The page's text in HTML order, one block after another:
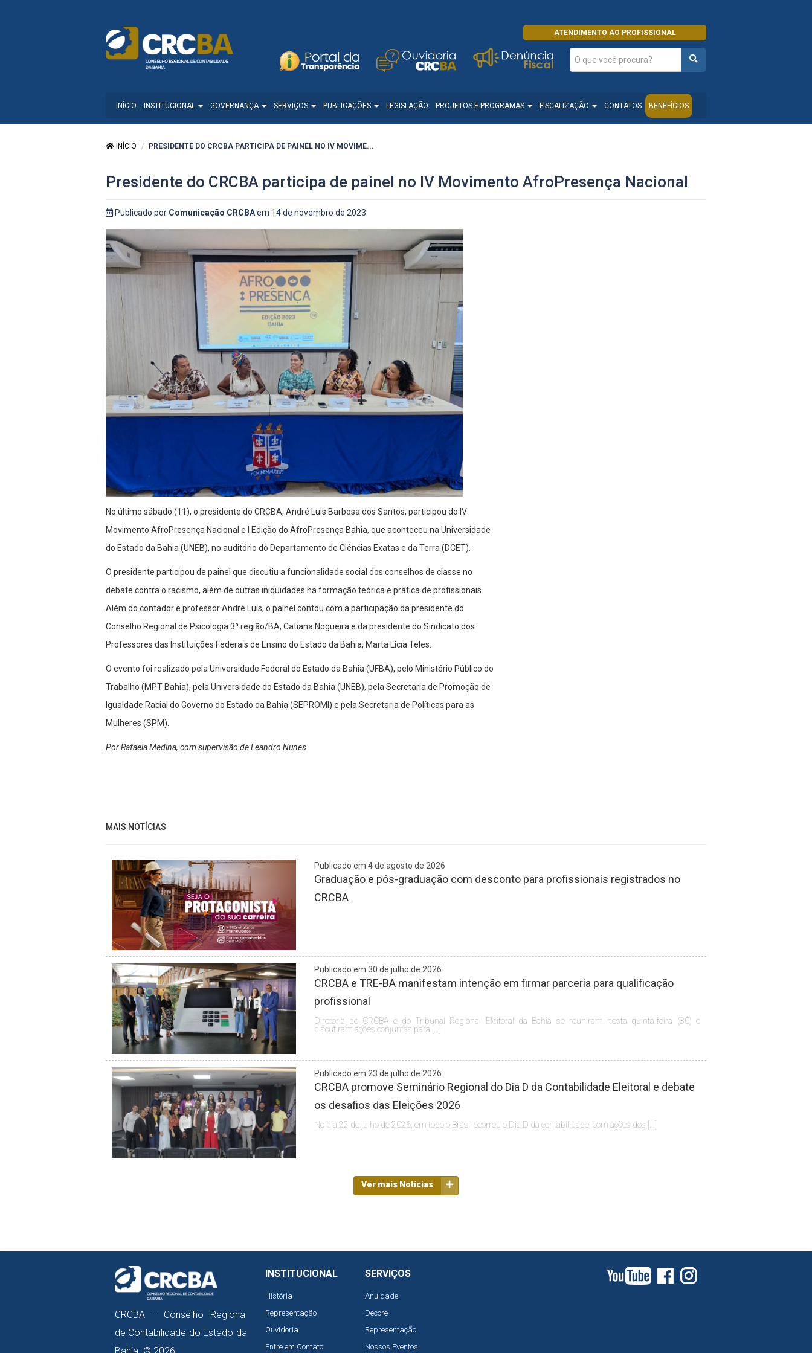
ATENDIMENTO AO PROFISSIONAL
INÍCIO INSTITUCIONAL GOVERNANÇA SERVIÇOS PUBLICAÇÕES LEGISLAÇÃO PROJETOS E PROGRAMAS FISCALIZAÇÃO CONTATOS BENEFÍCIOS
INÍCIO PRESIDENTE DO CRCBA PARTICIPA DE PAINEL NO IV MOVIME...
Presidente do CRCBA participa de painel no IV Movimento AfroPresença Nacional
Publicado por Comunicação CRCBAem 14 de novembro de 2023
No último sábado (11), o presidente do CRCBA, André Luis Barbosa dos Santos, participou do IV
Movimento AfroPresença Nacional e I Edição do AfroPresença Bahia, que aconteceu na Universidade
do Estado da Bahia (UNEB), no auditório do Departamento de Ciências Exatas e da Terra (DCET).
O presidente participou de painel que discutiu a funcionalidade social dos conselhos de classe no
debate contra o racismo, além de outras iniquidades na formação teórica e prática de profissionais.
Além do contador e professor André Luis, o painel contou com a participação da presidente do
Conselho Regional de Psicologia 3ª região/BA, Catiana Nogueira e da presidente do Sindicato dos
Professores das Instituições Federais de Ensino do Estado da Bahia, Marta Lícia Teles.
O evento foi realizado pela Universidade Federal do Estado da Bahia (UFBA), pelo Ministério Público do
Trabalho (MPT Bahia), pela Universidade do Estado da Bahia (UNEB), pela Secretaria de Promoção de
Igualdade Racial do Governo do Estado da Bahia (SEPROMI) e pela Secretaria de Políticas para as
Mulheres (SPM).
Por Rafaela Medina, com supervisão de Leandro Nunes
MAIS NOTÍCIAS
Publicado em 4 de agosto de 2026
Graduação e pós-graduação com desconto para profissionais registrados no
CRCBA
Publicado em 30 de julho de 2026
CRCBA e TRE-BA manifestam intenção em firmar parceria para qualificação
profissional
Diretoria do CRCBA e do Tribunal Regional Eleitoral da Bahia se reuniram nesta quinta-feira (30) e
discutiram ações conjuntas para […]
Publicado em 23 de julho de 2026
CRCBA promove Seminário Regional do Dia D da Contabilidade Eleitoral e debate
os desafios das Eleições 2026
No dia 22 de julho de 2026, em todo o Brasil ocorreu o Dia D da contabilidade, com ações dos […]
Ver mais Notícias
CRCBA – Conselho Regional
de Contabilidade do Estado da
INSTITUCIONAL
História
Representação
Ouvidoria
Entre em Contato
SERVIÇOS
Anuidade
Decore
Representação
Nossos Eventos